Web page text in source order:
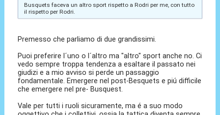
Busquets faceva un altro sport rispetto a Rodri per me, con tutto
il rispetto per Rodri.
Premesso che parliamo di due grandissimi.
Puoi preferire l´uno o l´altro ma "altro" sport anche no. Ci
vedo sempre troppa tendenza a esaltare il passato nei
giudizi e a mio avviso si perde un passaggio
fondamentale. Emergere nel post-Besquets e piú difficile
che emergere nel pre- Busquest.
Vale per tutti i ruoli sicuramente, ma é a suo modo